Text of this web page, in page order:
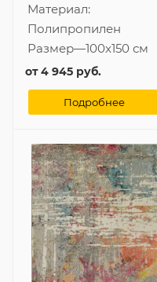
Материал:
Полипропилен
Размер—100x150 см
от4 945 руб.
Подробнее